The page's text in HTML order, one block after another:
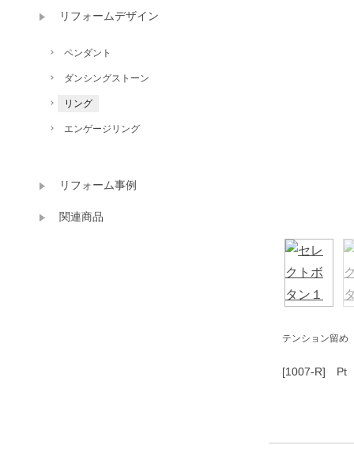
テンション留め
[1007-R] Pt
リフォームデザイン
ペンダント
ダンシングストーン
リング
エンゲージリング
リフォーム事例
関連商品